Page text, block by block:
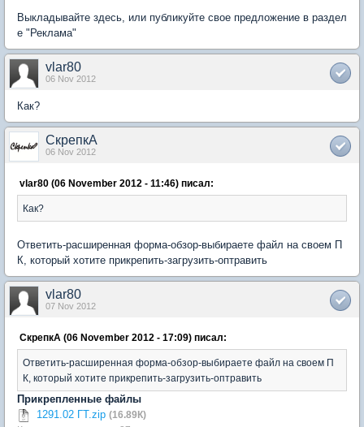
Выкладывайте здесь, или публикуйте свое предложение в раздел
е "Реклама"
vlar80
06 Nov 2012
Как?
СкрепкА
06 Nov 2012
vlar80 (06 November 2012 - 11:46) писал:
Как?
Ответить-расширенная форма-обзор-выбираете файл на своем П
К, который хотите прикрепить-загрузить-оптравить
vlar80
07 Nov 2012
СкрепкА (06 November 2012 - 17:09) писал:
Ответить-расширенная форма-обзор-выбираете файл на своем П
К, который хотите прикрепить-загрузить-оптравить
Прикрепленные файлы
1291.02 ГТ.zip (16.89К)